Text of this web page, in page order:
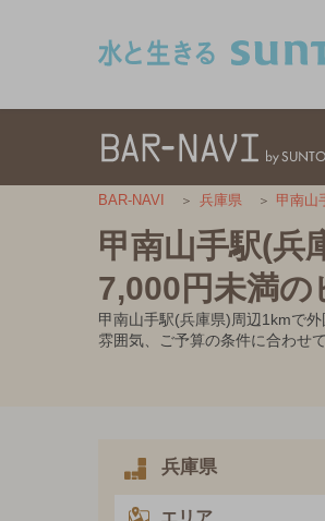
BAR-NAVI 兵庫県 甲南山
甲南山手駅(兵
7,000円未満の
甲南山手駅(兵庫県)周辺1kmで
雰囲気、ご予算の条件に合わせ
兵庫県
エリア